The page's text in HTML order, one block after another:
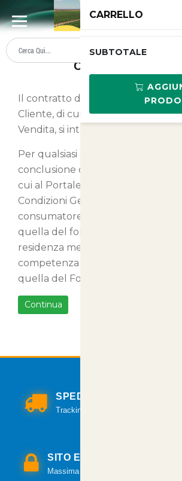
Condizioni di
Il contratto di vendita tra
Cliente, di cui alle presenti
Vendita, si intende regolato dalla
Per qualsiasi controversia
conclusione dei contratti di vendita
cui al Portale e quindi riferibili alle
Condizioni Generali di Vendita, se
consumatore, la competenza
quella del foro di riferimento del
residenza mentre in tutti gli altri
competenza territoriale è
quella del Foro di Brindisi.
Continua
SPEDIZIONI VELOCI
Tracking per il monitoraggio della
SITO E PAGAMENTI SICURI
Massima sicurezza per tutte le
CARRELLO
SUBTOTALE